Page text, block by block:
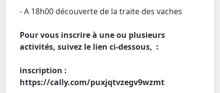
- A 18h00 découverte de la traite des vaches
Pour vous inscrire à une ou plusieurs
activités, suivez le lien ci-dessous, :
inscription :
https://cally.com/puxjqtvzegv9wzmt